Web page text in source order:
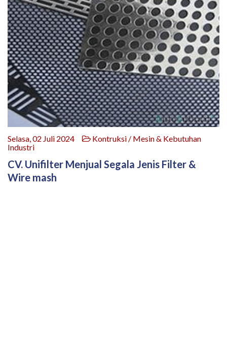
Selasa, 02 Juli 2024
Kontruksi / Mesin & Kebutuhan
Industri
CV. Unifilter Menjual Segala Jenis Filter &
Wire mash